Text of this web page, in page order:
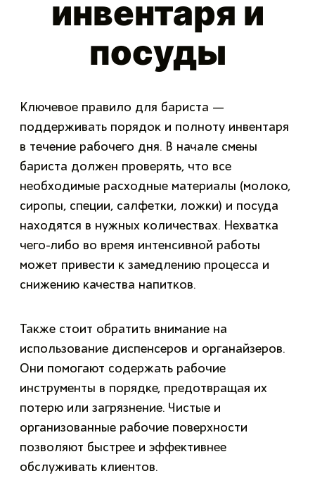
инвентаря и
посуды
Ключевое правило для бариста —
поддерживать порядок и полноту инвентаря
в течение рабочего дня. В начале смены
бариста должен проверять, что все
необходимые расходные материалы (молоко,
сиропы, специи, салфетки, ложки) и посуда
находятся в нужных количествах. Нехватка
чего-либо во время интенсивной работы
может привести к замедлению процесса и
снижению качества напитков.
Также стоит обратить внимание на
использование диспенсеров и органайзеров.
Они помогают содержать рабочие
инструменты в порядке, предотвращая их
потерю или загрязнение. Чистые и
организованные рабочие поверхности
позволяют быстрее и эффективнее
обслуживать клиентов.